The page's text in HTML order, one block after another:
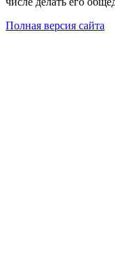
Полная версия сайта